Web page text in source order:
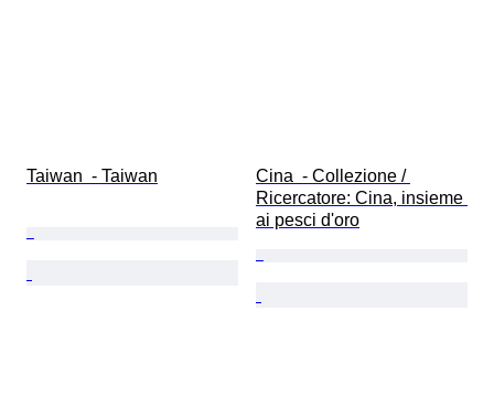
Taiwan  - Taiwan
Cina  - Collezione /
Ricercatore: Cina, insieme
ai pesci d'oro